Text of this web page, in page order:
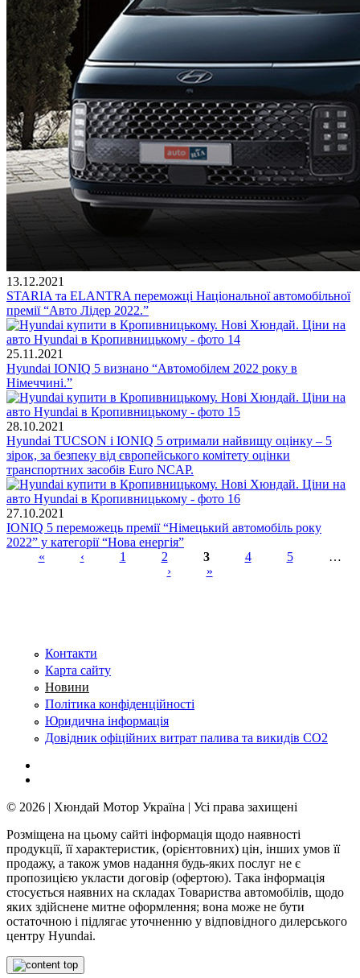
13.12.2021
STARIA та ELANTRA переможці Національної автомобільної
премії “Авто Лідер 2022.”
25.11.2021
Hyundai IONIQ 5 визнано “Автомобілем 2022 року в
Німеччині.”
28.10.2021
Hyundai TUCSON і IONIQ 5 отримали найвищу оцінку – 5
зірок, за безпеку від європейського комітету оцінки
транспортних засобів Euro NCAP.
27.10.2021
IONIQ 5 переможець премії “Німецький автомобіль року
2022” у категорії “Нова енергія”
« ‹ 1 2 3 4 5
…
›
»
Контакти
Карта сайту
Новини
Політика конфіденційності
Юридична інформація
Довідник офіційних витрат палива та викидів СО2
© 2026 | Хюндай Мотор Україна | Усі права захищені
Розміщена на цьому сайті інформація щодо наявності
продукції, її характеристик, (орієнтовних) цін, інших умов її
продажу, а також умов надання будь-яких послуг не є
пропозицією укласти договір (офертою). Така інформація
стосується наявних на складах Товариства автомобілів, щодо
яких здійснене митне оформлення; вона може не бути
остаточною і підлягає уточненню у відповідного дилерського
центру Hyundai.